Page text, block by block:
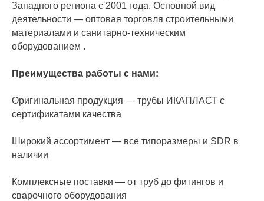
Западного региона с 2001 года. Основной вид
деятельности — оптовая торговля строительными
материалами и санитарно-техническим
оборудованием .
Преимущества работы с нами:
Оригинальная продукция — трубы ИКАПЛАСТ с
сертификатами качества
Широкий ассортимент — все типоразмеры и SDR в
наличии
Комплексные поставки — от труб до фитингов и
сварочного оборудования